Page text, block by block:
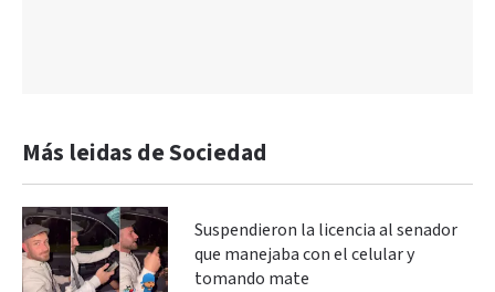
Más leidas de Sociedad
Suspendieron la licencia al senador
que manejaba con el celular y
tomando mate